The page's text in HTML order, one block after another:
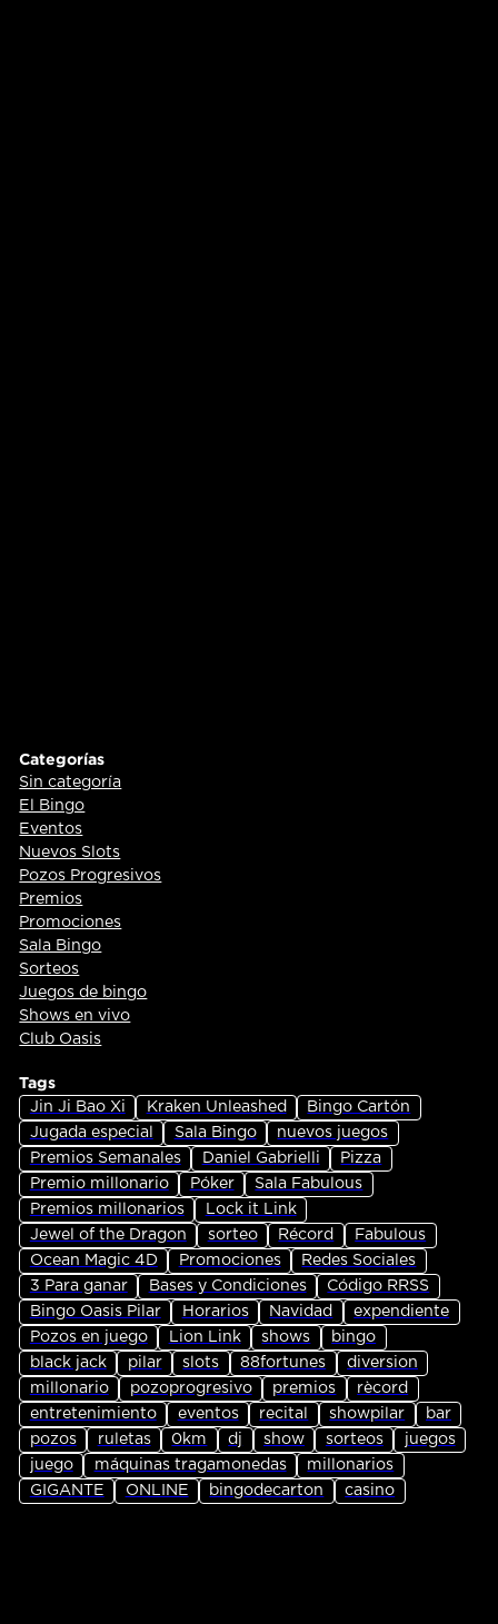
Categorías
Sin categoría
El Bingo
Eventos
Nuevos Slots
Pozos Progresivos
Premios
Promociones
Sala Bingo
Sorteos
Juegos de bingo
Shows en vivo
Club Oasis
Tags
Jin Ji Bao Xi Kraken Unleashed
Bingo Cartón
Jugada especial
Sala Bingo
nuevos juegos
Premios Semanales
Daniel Gabrielli
Pizza
Premio millonario
Póker
Sala Fabulous
Premios millonarios
Lock it Link
Jewel of the Dragon
sorteo Récord
Fabulous
Ocean Magic 4D
Promociones
Redes Sociales
3 Para ganar
Bases y Condiciones
Código RRSS
Bingo Oasis Pilar
Horarios Navidad
expendiente
Pozos en juego
Lion Link shows
bingo
black jack
pilar slots 88fortunes
diversion
millonario
pozoprogresivo premios
rècord
entretenimiento
eventos recital showpilar
bar
pozos
ruletas 0km dj show sorteos
juegos
juego
máquinas tragamonedas
millonarios
GIGANTE
ONLINE bingodecarton casino